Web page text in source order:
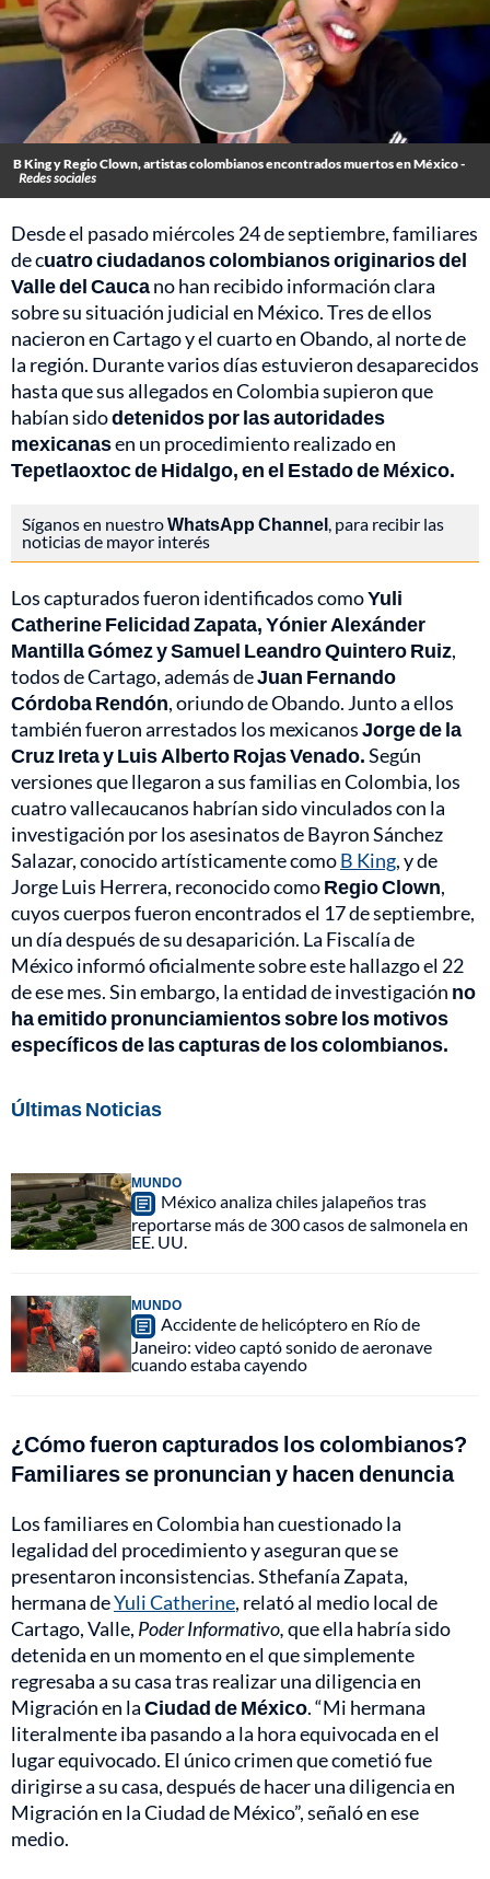
B King y Regio Clown, artistas colombianos encontrados muertos en México -
Redes sociales
Desde el pasado miércoles 24 de septiembre, familiares
de cuatro ciudadanos colombianos originarios del
Valle del Caucano han recibido información clara
sobre su situación judicial en México. Tres de ellos
nacieron en Cartago y el cuarto en Obando, al norte de
la región. Durante varios días estuvieron desaparecidos
hasta que sus allegados en Colombia supieron que
habían sidodetenidos por las autoridades
mexicanasen un procedimiento realizado en
Tepetlaoxtoc de Hidalgo, en el Estado de México.
Síganos en nuestroWhatsApp Channel, para recibir las
noticias de mayor interés
Los capturados fueron identificados comoYuli
Catherine Felicidad Zapata, Yónier Alexánder
Mantilla Gómez y Samuel Leandro Quintero Ruiz,
todos de Cartago, además deJuan Fernando
Córdoba Rendón, oriundo de Obando. Junto a ellos
también fueron arrestados los mexicanosJorge de la
Cruz Ireta y Luis Alberto Rojas Venado.Según
versiones que llegaron a sus familias en Colombia, los
cuatro vallecaucanos habrían sido vinculados con la
investigación por los asesinatos de Bayron Sánchez
Salazar, conocido artísticamente comoB King, y de
Jorge Luis Herrera, reconocido comoRegio Clown,
cuyos cuerpos fueron encontrados el 17 de septiembre,
un día después de su desaparición. La Fiscalía de
México informó oficialmente sobre este hallazgo el 22
de ese mes. Sin embargo, la entidad de investigación no
ha emitido pronunciamientos sobre los motivos
específicos de las capturas de los colombianos.
Últimas Noticias
MUNDO
México analiza chiles jalapeños tras
reportarse más de 300 casos de salmonela en
EE. UU.
MUNDO
Accidente de helicóptero en Río de
Janeiro: video captó sonido de aeronave
cuando estaba cayendo
¿Cómo fueron capturados los colombianos?
Familiares se pronuncian y hacen denuncia
Los familiares en Colombia han cuestionado la
legalidad del procedimiento y aseguran que se
presentaron inconsistencias. Sthefanía Zapata,
hermana deYuli Catherine, relató al medio local de
Cartago, Valle, Poder Informativo,que ella habría sido
detenida en un momento en el que simplemente
regresaba a su casa tras realizar una diligencia en
Migración en laCiudad de México. “Mi hermana
literalmente iba pasando a la hora equivocada en el
lugar equivocado. El único crimen que cometió fue
dirigirse a su casa, después de hacer una diligencia en
Migración en la Ciudad de México”, señaló en ese
medio.